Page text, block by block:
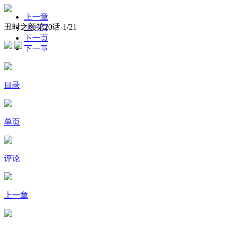
丑时之颜第20话-1/21
上一章
上一页
下一页
下一章
目录
单页
评论
上一章